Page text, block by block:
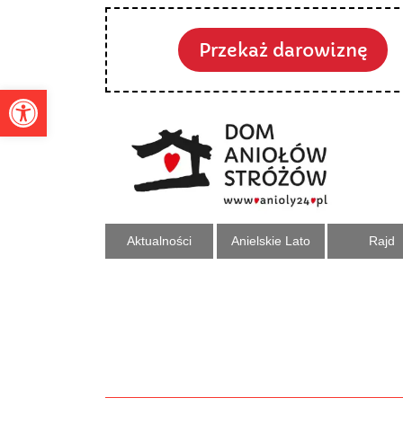
Otwórz pasek narzędzi
Przekaż darowiznę
Aktualności Anielskie Lato Rajd